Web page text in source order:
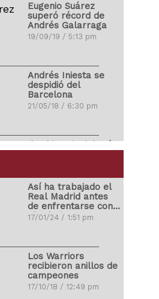
Eugenio Suárez
superó récord de
Andrés Galarraga
19/09/19 / 5:13 pm
Andrés Iniesta se
despidió del
Barcelona
21/05/18 / 6:30 pm
Ibrahimovic debutó
Carlos Correa
propuso matrimonio
Ronald Vargas se
fracturó la tibia y el
Así ha trabajado el
Real Madrid antes
de enfrentarse con
el Atleti
17/01/24 / 1:51 pm
Los Warriors
recibieron anillos de
campeones
17/10/18 / 12:49 pm